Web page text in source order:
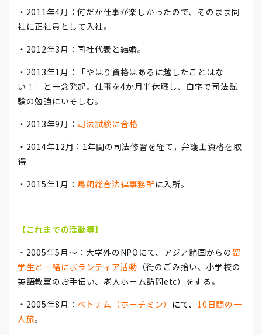
・2011年4月：何だか仕事が楽しかったので、そのまま同
社に正社員として入社。
・2012年3月：同社代表と結婚。
・2013年1月：「やはり資格はあるに越したことはな
い！」と一念発起。仕事を4か月半休職し、自宅で司法試
験の勉強にいそしむ。
・2013年9月： 司法試験に合格
・2014年12月：1年間の司法修習を経て，弁護士資格を取
得
・2015年1月： 鳥飼総合法律事務所に入所。
【これまでの活動等】
・2005年5月～：大学外のNPOにて、アジア諸国からの留
学生と一緒にボランティア活動 （街のごみ拾い、小学校の
英語教室のお手伝い、老人ホーム訪問etc）をする。
・2005年8月： ベトナム（ホーチミン） にて、 10日間の一
人旅。